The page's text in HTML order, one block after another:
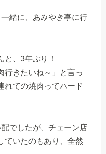
緒に、あみやき亭に行
と、3年ぶり！
行きたいね～」と言っ
れての焼肉ってハード
でしたが、チェーン店
ていたのもあり、全然